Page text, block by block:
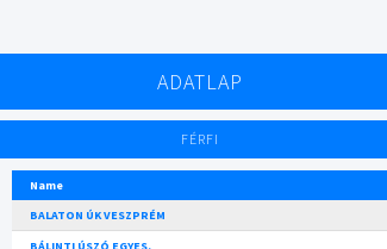
ADATLAP
FÉRFI
Name
BALATON ÚK VESZPRÉM